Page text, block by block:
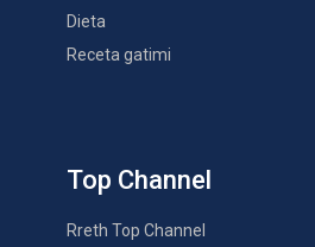
Dieta
Receta gatimi
Top Channel
Rreth Top Channel